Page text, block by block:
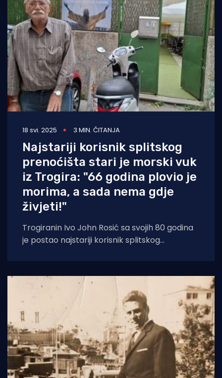
18 svi. 2025 3 MIN. ČITANJA
Najstariji korisnik splitskog
prenoćišta stari je morski vuk
iz Trogira: "66 godina plovio je
morima, a sada nema gdje
živjeti!"
Trogiranin Ivo John Rosić sa svojih 80 godina
je postao najstariji korisnik splitskog